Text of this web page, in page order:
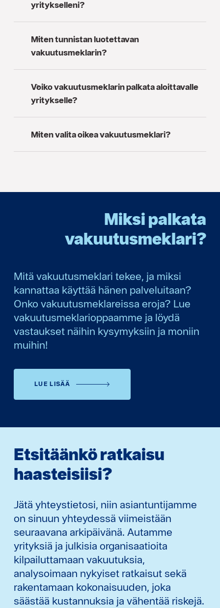
yritykselleni?
Miten tunnistan luotettavan
vakuutusmeklarin?
Voiko vakuutusmeklarin palkata aloittavalle
yritykselle?
Miten valita oikea vakuutusmeklari?
Miksi palkata
vakuutusmeklari?
Mitä vakuutusmeklari tekee, ja miksi
kannattaa käyttää hänen palveluitaan?
Onko vakuutusmeklareissa eroja? Lue
vakuutusmeklarioppaamme ja löydä
vastaukset näihin kysymyksiin ja moniin
muihin!
LUE LISÄÄ
Etsitäänkö ratkaisu
haasteisiisi?
Jätä yhteystietosi, niin asiantuntijamme
on sinuun yhteydessä viimeistään
seuraavana arkipäivänä. Autamme
yrityksiä ja julkisia organisaatioita
kilpailuttamaan vakuutuksia,
analysoimaan nykyiset ratkaisut sekä
rakentamaan kokonaisuuden, joka
säästää kustannuksia ja vähentää riskejä.